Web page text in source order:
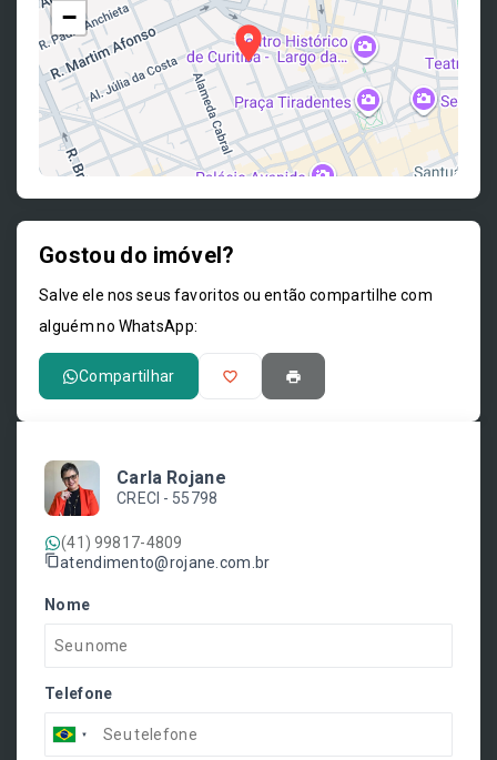
−
Gostou do imóvel?
Salve ele nos seus favoritos ou então compartilhe com
alguém no WhatsApp:
Compartilhar
Carla Rojane
CRECI - 55798
(41) 99817-4809
atendimento@rojane.com.br
Nome
Telefone